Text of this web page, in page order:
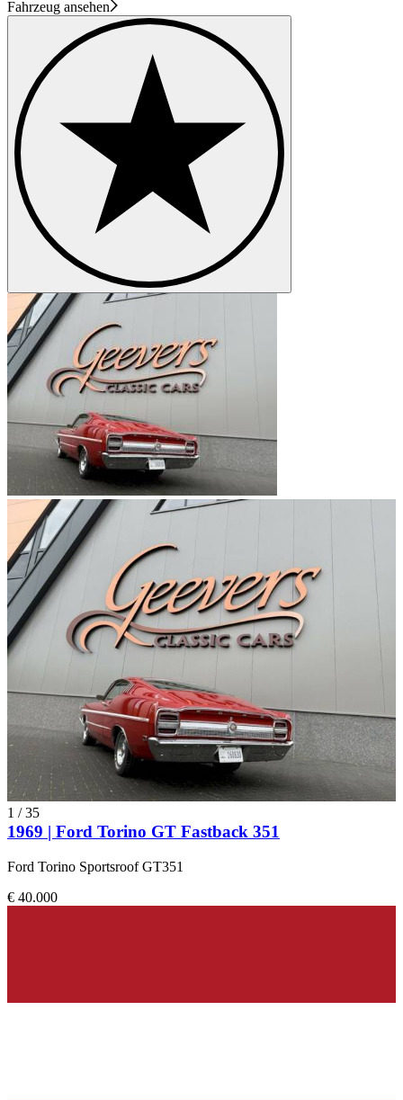
Fahrzeug ansehen
1 /35
1969 | Ford Torino GT Fastback 351
Ford Torino Sportsroof GT351
€ 40.000